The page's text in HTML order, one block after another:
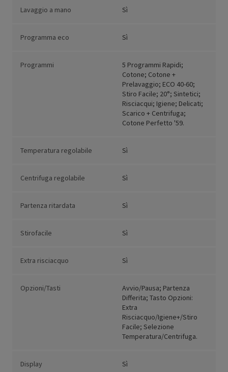
Lavaggio a mano Sì
Programma eco Sì
Programmi
5 Programmi Rapidi;
Cotone; Cotone +
Prelavaggio; ECO 40-60;
Stiro Facile; 20°; Sintetici;
Risciacqui; Igiene; Delicati;
Scarico + Centrifuga;
Cotone Perfetto '59.
Temperatura regolabile Sì
Centrifuga regolabile Sì
Partenza ritardata Sì
Stirofacile Sì
Extra risciacquo Sì
Opzioni/Tasti
Avvio/Pausa; Partenza
Differita; Tasto Opzioni:
Extra
Risciacquo/Igiene+/Stiro
Facile; Selezione
Temperatura/Centrifuga.
Display Sì